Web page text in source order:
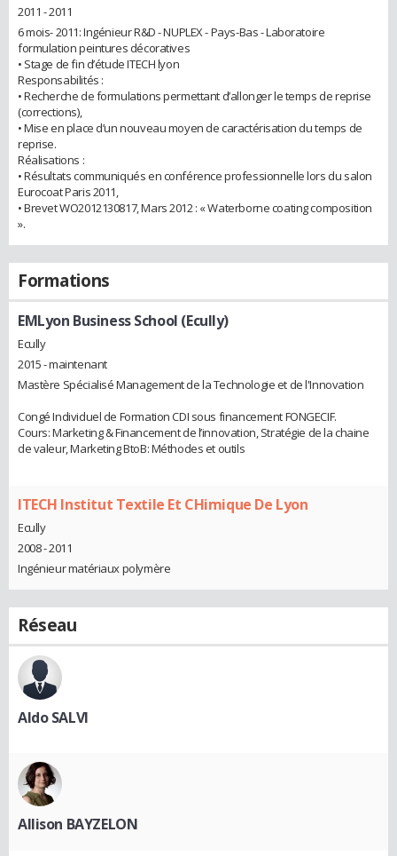
2011 - 2011
6 mois- 2011: Ingénieur R&D - NUPLEX - Pays-Bas - Laboratoire
formulation peintures décoratives
• Stage de fin d’étude ITECH lyon
Responsabilités :
• Recherche de formulations permettant d’allonger le temps de reprise
(corrections),
• Mise en place d’un nouveau moyen de caractérisation du temps de
reprise.
Réalisations :
• Résultats communiqués en conférence professionnelle lors du salon
Eurocoat Paris 2011,
• Brevet WO2012130817, Mars 2012 : « Waterborne coating composition
».
Formations
EMLyon Business School (Ecully)
Ecully
2015 - maintenant
Mastère Spécialisé Management de la Technologie et de l'Innovation
Congé Individuel de Formation CDI sous financement FONGECIF.
Cours: Marketing & Financement de l’innovation, Stratégie de la chaine
de valeur, Marketing BtoB: Méthodes et outils
ITECH Institut Textile Et CHimique De Lyon
Ecully
2008 - 2011
Ingénieur matériaux polymère
Réseau
Aldo SALVI
Allison BAYZELON